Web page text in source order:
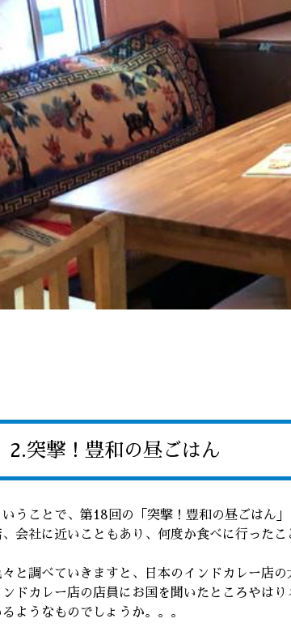
2.突撃！豊和の昼ごはん
いうことで、第18回の「突撃！豊和の昼ごはん
、会社に近いこともあり、何度か食べに行った
々と調べていきますと、日本のインドカレー店
ンドカレー店の店員にお国を聞いたところやは
るようなものでしょうか。。。